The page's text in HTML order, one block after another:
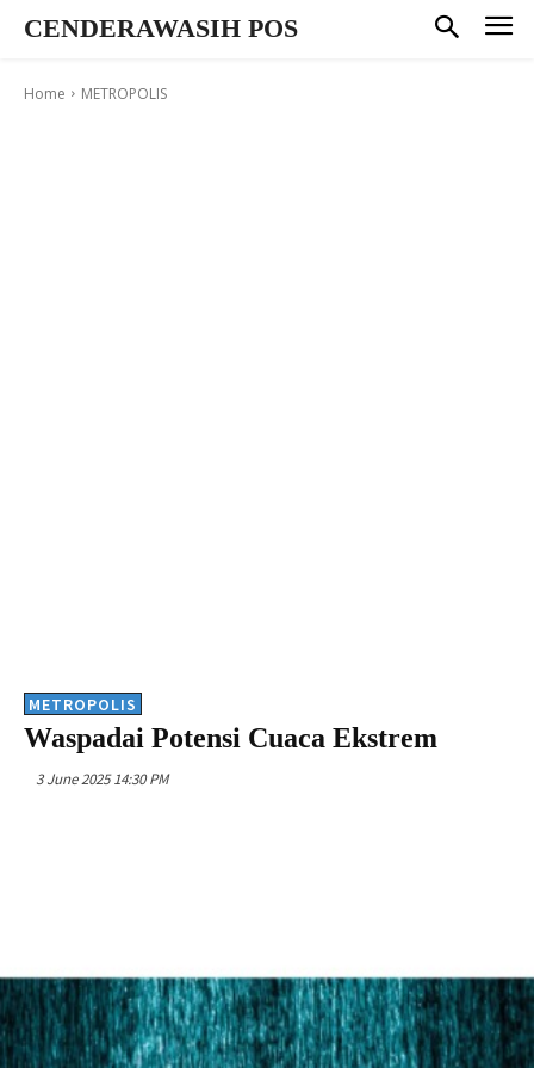
CENDERAWASIH POS
Home METROPOLIS
METROPOLIS
Waspadai Potensi Cuaca Ekstrem
3 June 2025 14:30 PM